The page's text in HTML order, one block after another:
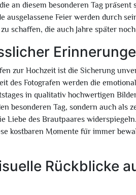
an diesem besonderen Tag
ausgelassene Feier werden durch
schaffen, die auch Jahre später
zur Hochzeit ist die Sicherung
des Fotografen werden die
in qualitativ hochwertigen
besonderen Tag, sondern auch als
Liebe des Brautpaares
kostbaren Momente für immer
Rückblicke